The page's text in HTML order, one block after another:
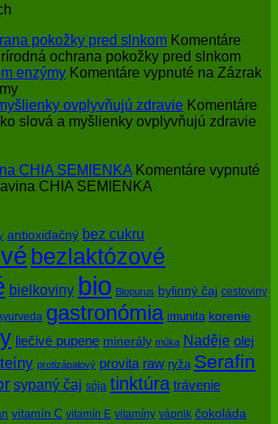
pokožky pred slnkom Komentáre
ochrana pokožky pred slnkom
enzýmy Komentáre vypnuté na Zázrak
ovplyvňujú zdravie Komentáre
slová a myšlienky ovplyvňujú zdravie
CHIA SEMIENKA Komentáre vypnuté
CHIA SEMIENKA
antioxidačný bez cukru
bezlaktózové
bielkoviny bio Biopurus bylinný čaj cestoviny
gastronómia imunita korenie
liečivé pupene minerály múka Naděje olej
protizápalový provita raw ryža Serafin
sypaný čaj sója tinktúra trávenie
vitamín C vitamín E vitamíny vápnik čokoláda